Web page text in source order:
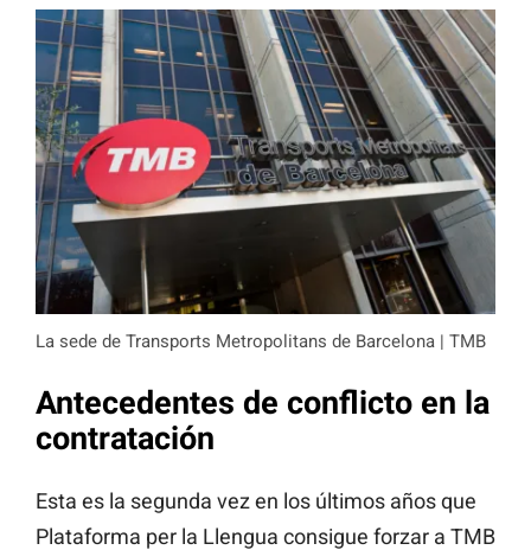
La sede de Transports Metropolitans de Barcelona | TMB
Antecedentes de conflicto en la
contratación
Esta es la segunda vez en los últimos años que
Plataforma per la Llengua consigue forzar a TMB